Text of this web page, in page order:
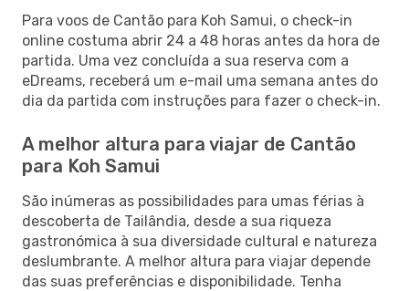
Para voos de Cantão para Koh Samui, o check-in
online costuma abrir 24 a 48 horas antes da hora de
partida. Uma vez concluída a sua reserva com a
eDreams, receberá um e-mail uma semana antes do
dia da partida com instruções para fazer o check-in.
A melhor altura para viajar de Cantão
para Koh Samui
São inúmeras as possibilidades para umas férias à
descoberta de Tailândia, desde a sua riqueza
gastronómica à sua diversidade cultural e natureza
deslumbrante. A melhor altura para viajar depende
das suas preferências e disponibilidade. Tenha